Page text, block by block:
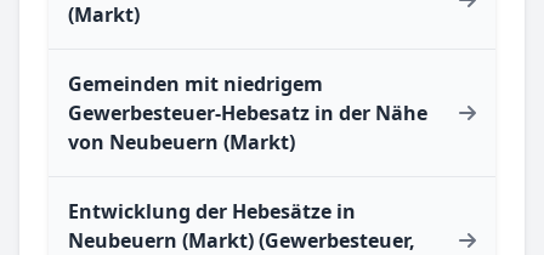
(Markt)
Gemeinden mit niedrigem
Gewerbesteuer-Hebesatz in der Nähe
von Neubeuern (Markt)
Entwicklung der Hebesätze in
Neubeuern (Markt) (Gewerbesteuer,